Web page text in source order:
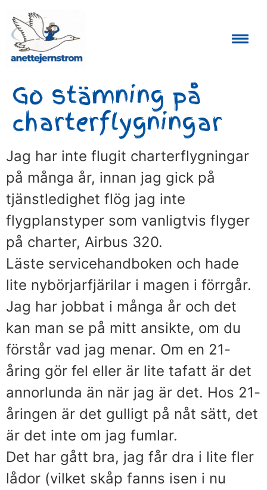
Go stämning på
charterflygningar
Jag har inte flugit charterflygningar
på många år, innan jag gick på
tjänstledighet flög jag inte
flygplanstyper som vanligtvis flyger
på charter, Airbus 320.
Läste servicehandboken och hade
lite nybörjarfjärilar i magen i förrgår.
Jag har jobbat i många år och det
kan man se på mitt ansikte, om du
förstår vad jag menar. Om en 21-
åring gör fel eller är lite tafatt är det
annorlunda än när jag är det. Hos 21-
åringen är det gulligt på nåt sätt, det
är det inte om jag fumlar.
Det har gått bra, jag får dra i lite fler
lådor (vilket skåp fanns isen i nu